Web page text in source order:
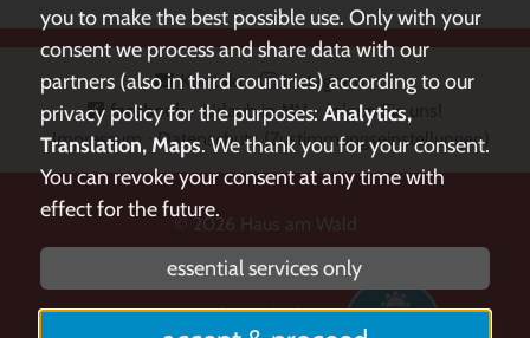
© 2026 Haus am Wald
mvp.de- Urlaub in
Kontakt ⋅ instagram ⋅
facebook- Urlaub in MV - folgen Sie uns!
⋅ Impressum Datenschutz (Zustimmungseinstellungen)
you to make the best possible use. Only with your
consent we process and share data with our
partners (also in third countries) according to our
privacy policy for the purposes: Analytics,
Translation, Maps. We thank you for your consent.
You can revoke your consent at any time with
effect for the future.
essential services only